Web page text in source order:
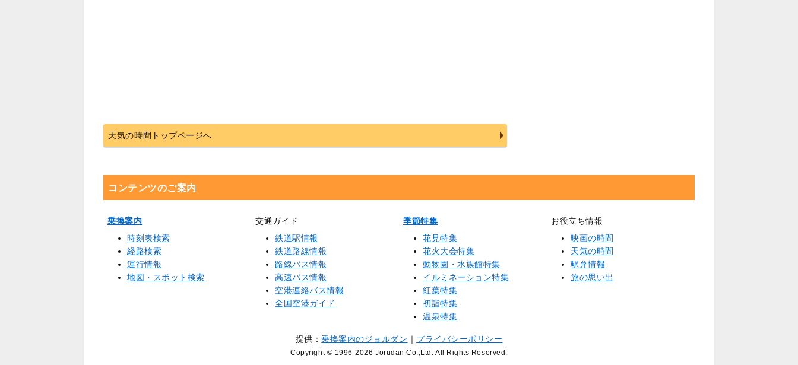
天気の時間トップページへ
コンテンツのご案内
乗換案内
時刻表検索
経路検索
運行情報
地図・スポット検索
交通ガイド
鉄道駅情報
鉄道路線情報
路線バス情報
高速バス情報
空港連絡バス情報
全国空港ガイド
季節特集
花見特集
花火大会特集
動物園・水族館特集
イルミネーション特集
紅葉特集
初詣特集
温泉特集
お役立ち情報
映画の時間
天気の時間
駅弁情報
旅の思い出
提供：乗換案内のジョルダン ｜ プライバシーポリシー
Copyright © 1996-2026 Jorudan Co.,Ltd. All Rights Reserved.